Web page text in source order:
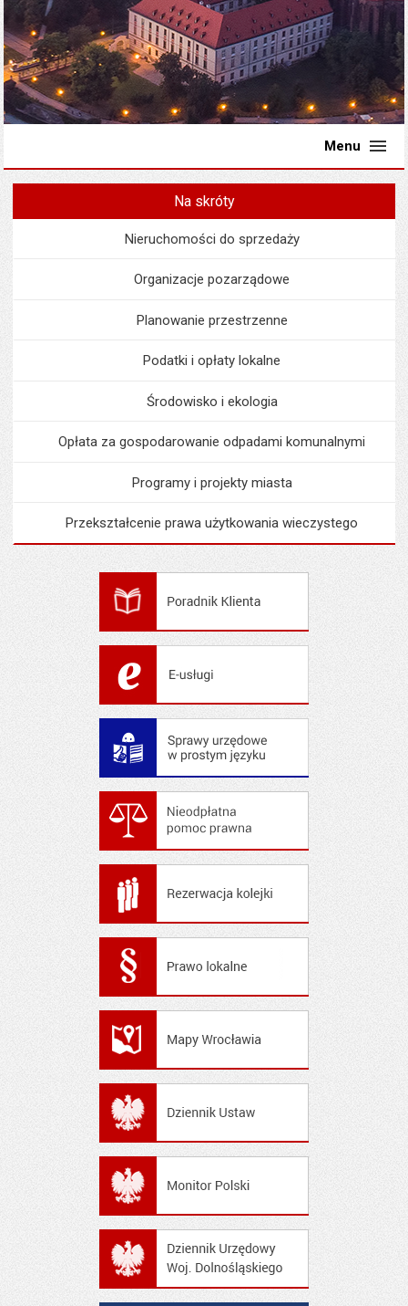
Menu
Na skróty
Nieruchomości do sprzedaży
Organizacje pozarządowe
Planowanie przestrzenne
Podatki i opłaty lokalne
Środowisko i ekologia
Opłata za gospodarowanie odpadami komunalnymi
Programy i projekty miasta
Przekształcenie prawa użytkowania wieczystego